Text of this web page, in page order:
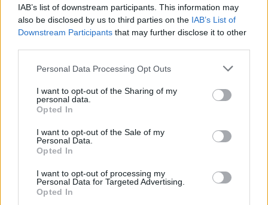
IAB’s list of downstream participants. This information may
also be disclosed by us to third parties on the IAB’s List of
Downstream Participants that may further disclose it to other
Please note that this website/app uses one or more Google
not limited to your visit or usage behaviour. You may click to
grant or deny consent to Google and its third-party tags to
use your data for below specified purposes in below Google
consent section.
Personal Data Processing Opt Outs
I want to opt-out of the Sharing of my
personal data.
Opted In
I want to opt-out of the Sale of my
Personal Data.
Opted In
I want to opt-out of processing my
Personal Data for Targeted Advertising.
Opted In
Migliori agenzie per l’Attestazione SOA in Italia:
lista delle 4 realtà più efficienti nella g…
“Sul filo del discorso”: sold out ad Olbia per il
reading su Atzeni
La Maddalena, festa per i 30 anni del Diving
center di Tegge
conducente